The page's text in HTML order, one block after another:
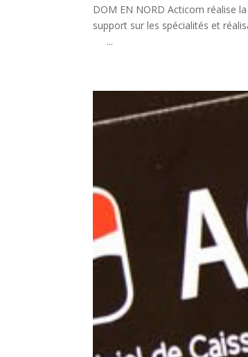
DOM EN NORD Acticom réalise
support sur les spécialités et
...